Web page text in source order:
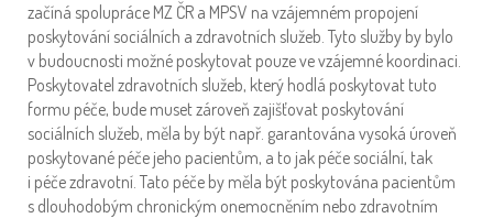
začíná spolupráce MZ ČR a MPSV na vzájemném propojení
poskytování sociálních a zdravotních služeb. Tyto služby by bylo
v budoucnosti možné poskytovat pouze ve vzájemné koordinaci.
Poskytovatel zdravotních služeb, který hodlá poskytovat tuto
formu péče, bude muset zároveň zajišťovat poskytování
sociálních služeb, měla by být např. garantována vysoká úroveň
poskytované péče jeho pacientům, a to jak péče sociální, tak
i péče zdravotní. Tato péče by měla být poskytována pacientům
s dlouhodobým chronickým onemocněním nebo zdravotním